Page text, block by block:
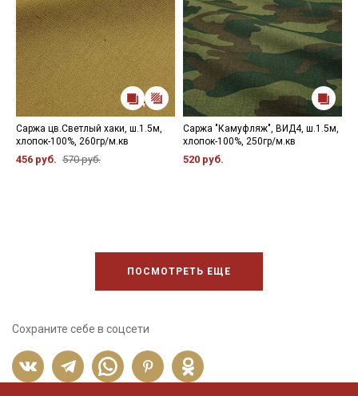
Саржа цв.Светлый хаки, ш.1.5м,
хлопок-100%, 260гр/м.кв
456 руб. 570 руб.
Саржа "Камуфляж", ВИД4, ш.1.5м,
хлопок-100%, 250гр/м.кв
520 руб.
ПОСМОТРЕТЬ ЕЩЕ
Сохраните себе в соцсети